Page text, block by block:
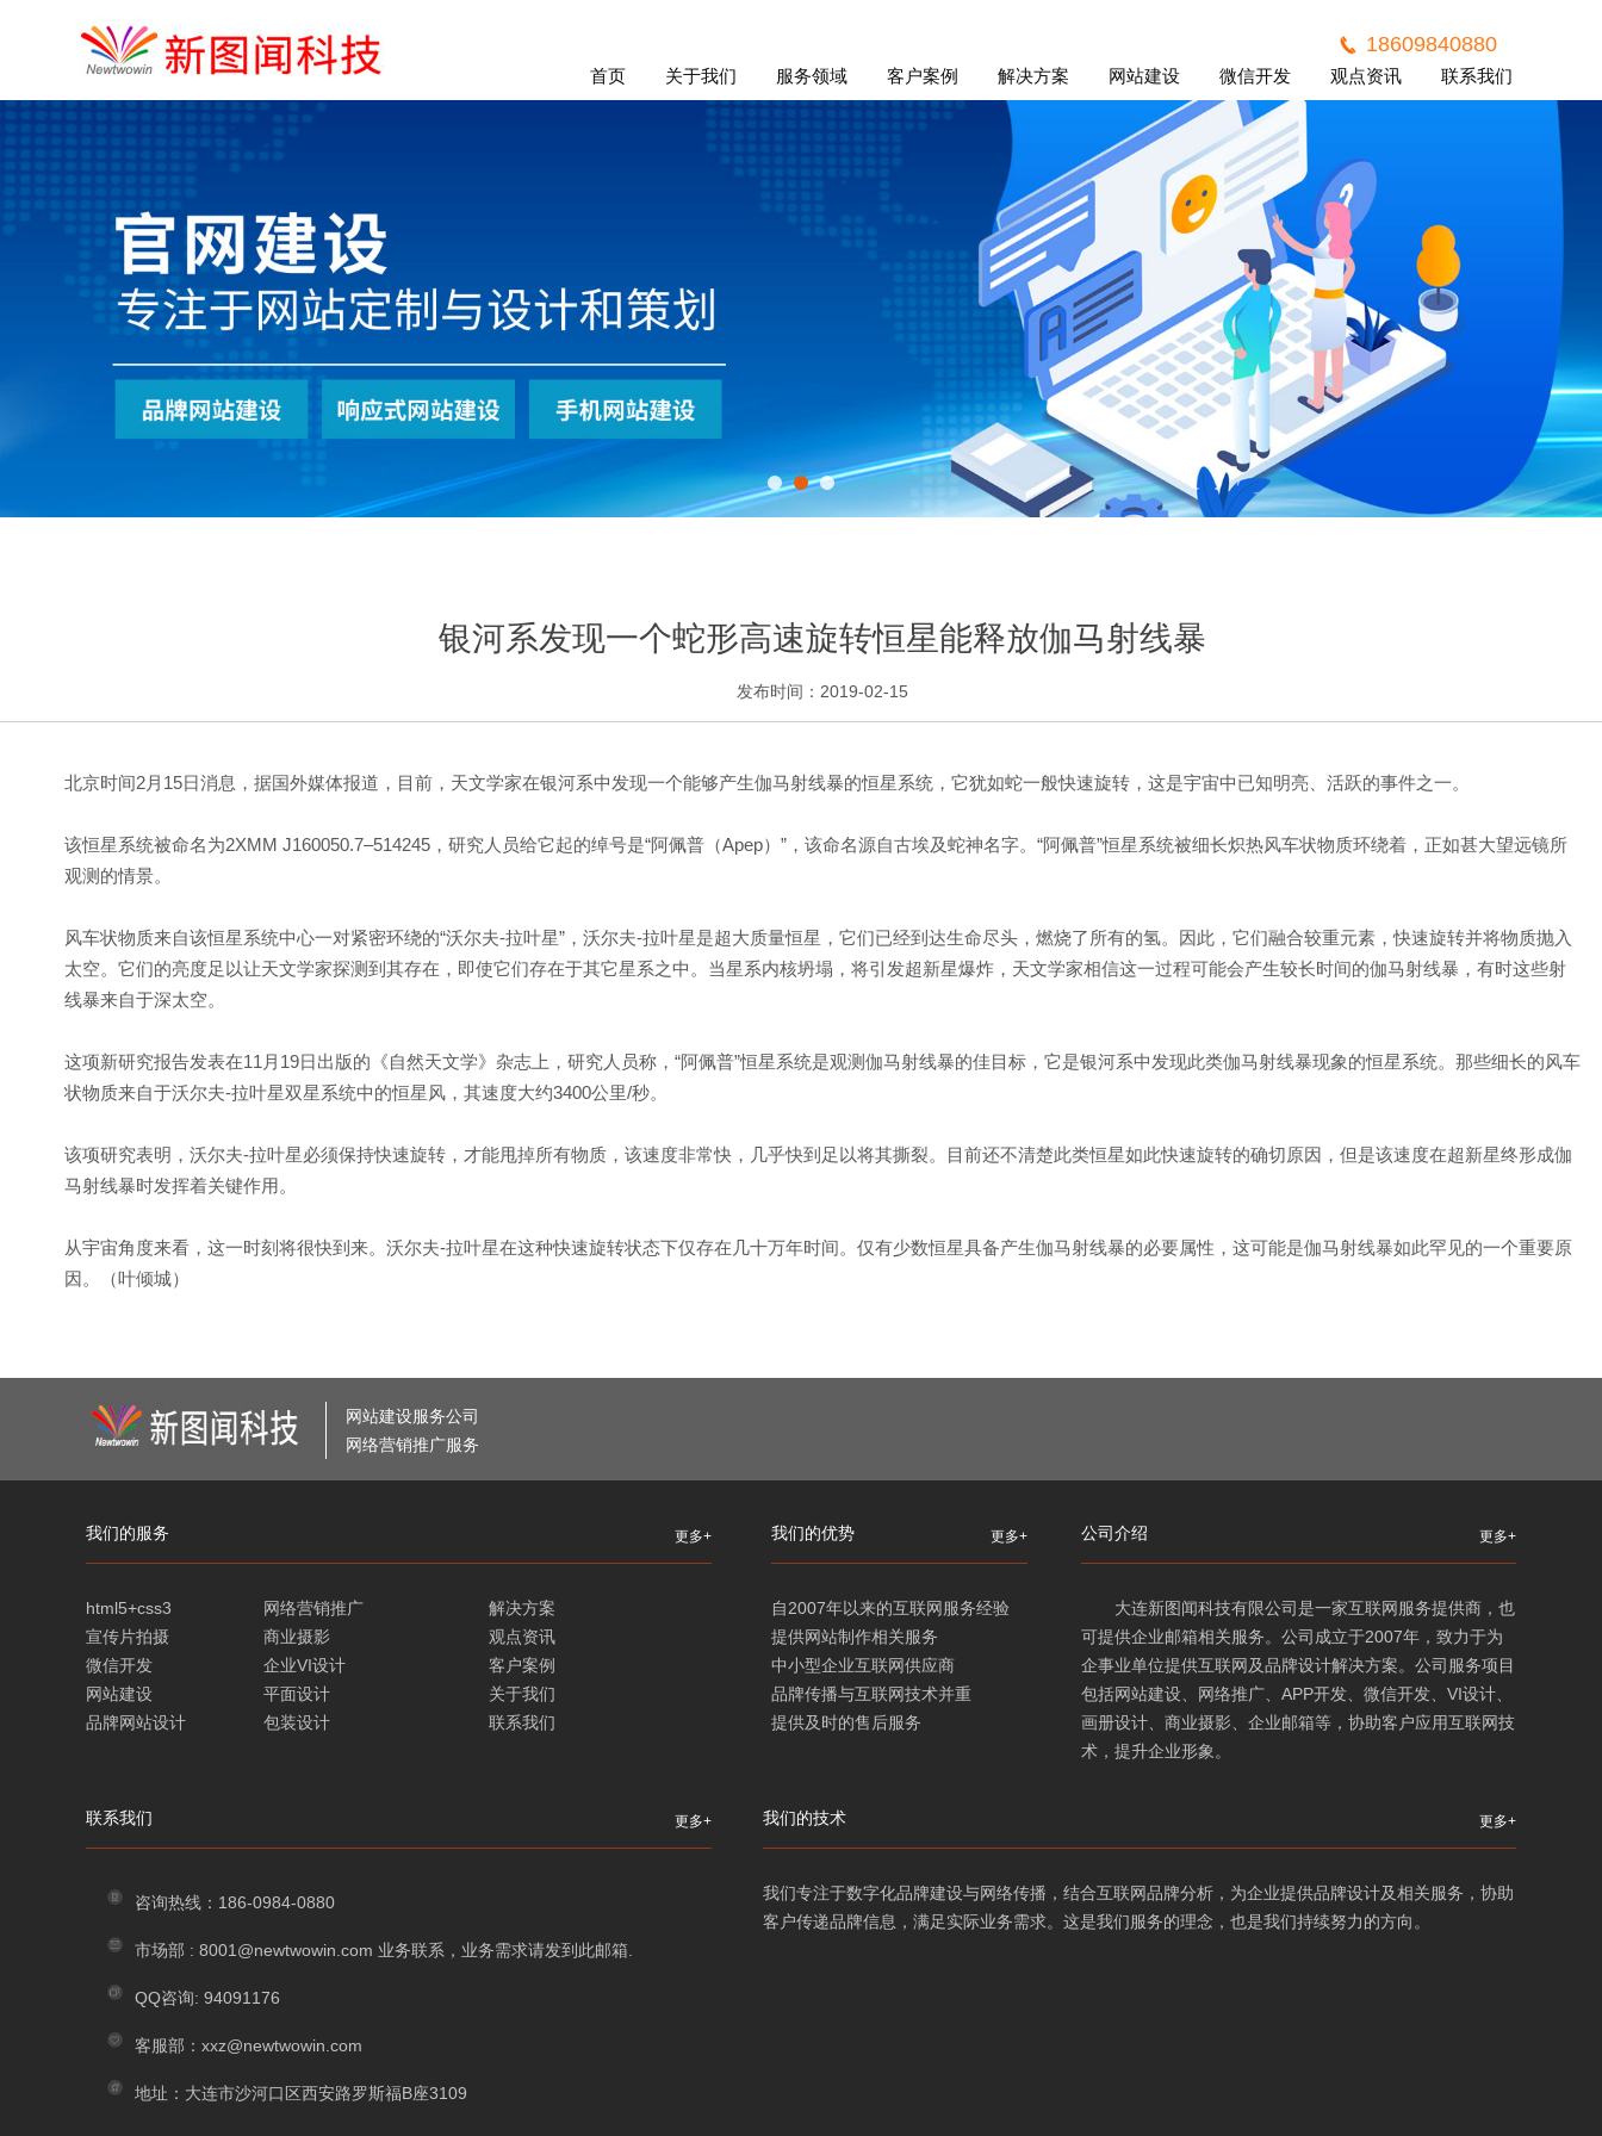
首页 关于我们 服务领域 客户案例 解决方案 网站建设 微信开发 观点资讯 联系我们
18609840880
银河系发现一个蛇形高速旋转恒星能释放伽马射线暴
发布时间：2019-02-15
北京时间2月15日消息，据国外媒体报道，目前，天文学家在银河系中发现一个能够产生伽马射线暴的恒星系统，它犹如蛇一般快速旋转，这是宇宙中已知明亮、活跃的事件之一。
该恒星系统被命名为2XMM J160050.7–514245，研究人员给它起的绰号是“阿佩普（Apep）”，该命名源自古埃及蛇神名字。“阿佩普”恒星系统被细长炽热风车状物质环绕着，正如甚大望远镜所
观测的情景。
风车状物质来自该恒星系统中心一对紧密环绕的“沃尔夫-拉叶星”，沃尔夫-拉叶星是超大质量恒星，它们已经到达生命尽头，燃烧了所有的氢。因此，它们融合较重元素，快速旋转并将物质抛入
太空。它们的亮度足以让天文学家探测到其存在，即使它们存在于其它星系之中。当星系内核坍塌，将引发超新星爆炸，天文学家相信这一过程可能会产生较长时间的伽马射线暴，有时这些射
线暴来自于深太空。
这项新研究报告发表在11月19日出版的《自然天文学》杂志上，研究人员称，“阿佩普”恒星系统是观测伽马射线暴的佳目标，它是银河系中发现此类伽马射线暴现象的恒星系统。那些细长的风车
状物质来自于沃尔夫-拉叶星双星系统中的恒星风，其速度大约3400公里/秒。
该项研究表明，沃尔夫-拉叶星必须保持快速旋转，才能甩掉所有物质，该速度非常快，几乎快到足以将其撕裂。目前还不清楚此类恒星如此快速旋转的确切原因，但是该速度在超新星终形成伽
马射线暴时发挥着关键作用。
从宇宙角度来看，这一时刻将很快到来。沃尔夫-拉叶星在这种快速旋转状态下仅存在几十万年时间。仅有少数恒星具备产生伽马射线暴的必要属性，这可能是伽马射线暴如此罕见的一个重要原
因。（叶倾城）
网站建设服务公司
网络营销推广服务
我们的服务 更多+
html5+css3
宣传片拍摄
微信开发
网站建设
品牌网站设计
网络营销推广
商业摄影
企业VI设计
平面设计
包装设计
解决方案
观点资讯
客户案例
关于我们
联系我们
我们的优势 更多+
自2007年以来的互联网服务经验
提供网站制作相关服务
中小型企业互联网供应商
品牌传播与互联网技术并重
提供及时的售后服务
公司介绍 更多+
大连新图闻科技有限公司是一家互联网服务提供商，也
可提供企业邮箱相关服务。公司成立于2007年，致力于为
企事业单位提供互联网及品牌设计解决方案。公司服务项目
包括网站建设、网络推广、APP开发、微信开发、VI设计、
画册设计、商业摄影、企业邮箱等，协助客户应用互联网技
术，提升企业形象。
联系我们 更多+
咨询热线：186-0984-0880
市场部 : 8001@newtwowin.com 业务联系，业务需求请发到此邮箱.
QQ咨询: 94091176
客服部：xxz@newtwowin.com
地址：大连市沙河口区西安路罗斯福B座3109
我们的技术 更多+
我们专注于数字化品牌建设与网络传播，结合互联网品牌分析，为企业提供品牌设计及相关服务，协助
客户传递品牌信息，满足实际业务需求。这是我们服务的理念，也是我们持续努力的方向。